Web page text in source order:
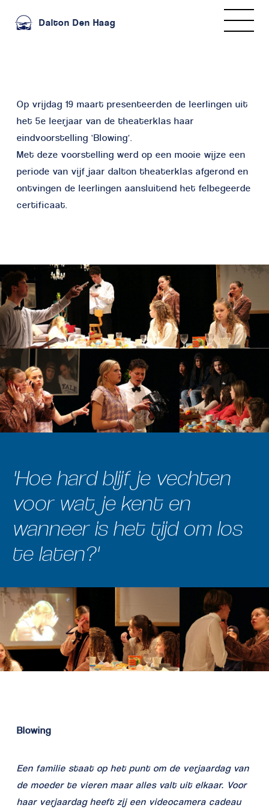
Dalton Den Haag
Op vrijdag 19 maart presenteerden de leerlingen uit
het 5e leerjaar van de theaterklas haar
eindvoorstelling ‘Blowing’.
Met deze voorstelling werd op een mooie wijze een
periode van vijf jaar dalton theaterklas afgerond en
ontvingen de leerlingen aansluitend het felbegeerde
certificaat.
'Hoe hard blijf je vechten
voor wat je kent en
wanneer is het tijd om los
te laten?'
Blowing
Een familie staat op het punt om de verjaardag van
de moeder te vieren maar alles valt uit elkaar. Voor
haar verjaardag heeft zij een videocamera cadeau